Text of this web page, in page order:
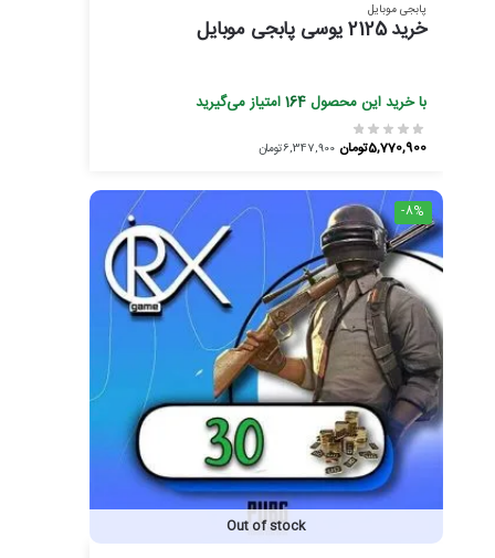
پابجی موبایل
خرید 2125 یوسی پابجی موبایل
با خرید این محصول164امتیاز می‌گیرید
6,347,900تومان 5,770,900تومان
-8%
Out of stock